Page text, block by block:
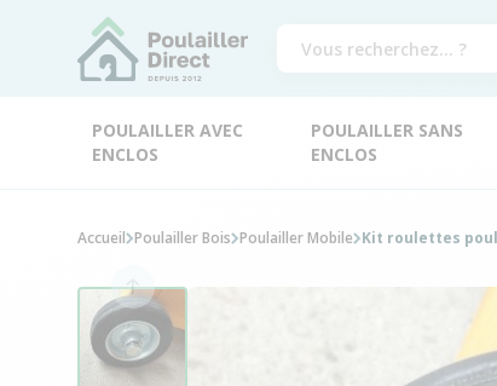
POULAILLER AVEC
ENCLOS
POULAILLER SANS
ENCLOS
Accueil Poulailler Bois Poulailler Mobile Kit roulettes